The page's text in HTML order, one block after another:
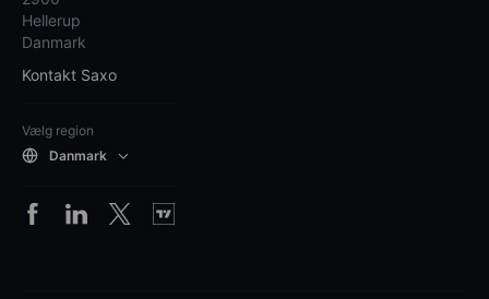
Hellerup
Danmark
Kontakt Saxo
Vælg region
Danmark